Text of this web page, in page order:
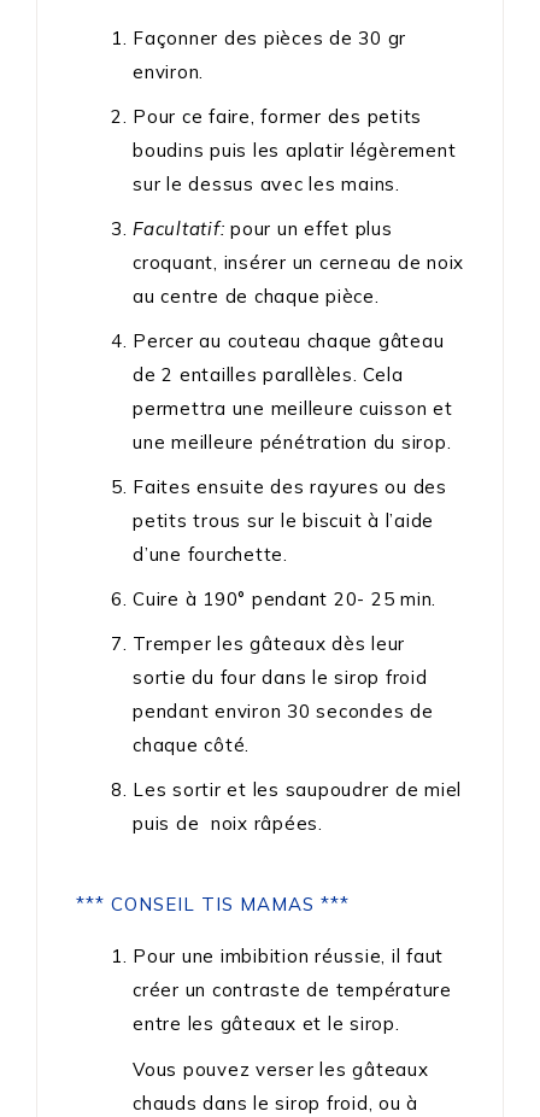
Façonner des pièces de 30 gr
environ.
Pour ce faire, former des petits
boudins puis les aplatir légèrement
sur le dessus avec les mains.
Facultatif: pour un effet plus
croquant, insérer un cerneau de noix
au centre de chaque pièce.
Percer au couteau chaque gâteau
de 2 entailles parallèles. Cela
permettra une meilleure cuisson et
une meilleure pénétration du sirop.
Faites ensuite des rayures ou des
petits trous sur le biscuit à l’aide
d’une fourchette.
Cuire à 190° pendant 20- 25 min.
Tremper les gâteaux dès leur
sortie du four dans le sirop froid
pendant environ 30 secondes de
chaque côté.
Les sortir et les saupoudrer de miel
puis de noix râpées.
*** CONSEIL TIS MAMAS ***
Pour une imbibition réussie, il faut
créer un contraste de température
entre les gâteaux et le sirop.
Vous pouvez verser les gâteaux
chauds dans le sirop froid, ou à